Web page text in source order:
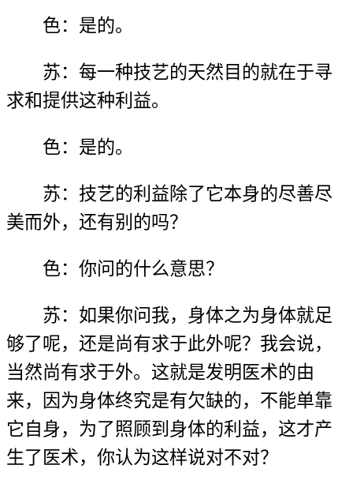
色：是的。
苏：每一种技艺的天然目的就在于寻
求和提供这种利益。
色：是的。
苏：技艺的利益除了它本身的尽善尽
美而外，还有别的吗？
色：你问的什么意思？
苏：如果你问我，身体之为身体就足
够了呢，还是尚有求于此外呢？我会说，
当然尚有求于外。这就是发明医术的由
来，因为身体终究是有欠缺的，不能单靠
它自身，为了照顾到身体的利益，这才产
生了医术，你认为这样说对不对？